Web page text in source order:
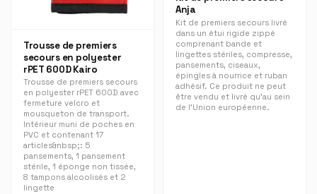
Trousse de premiers
secours en polyester
rPET 600D Kairo
Trousse de premiers secours
en polyester rPET 600D avec
fermeture velcro et
mousqueton de transport.
Intérieur muni de poches en
PVC et contenant 17
articles&nbsp;: 5
pansements, 1 pansement
stérile, 1 éponge non tissée,
8 tampons alcoolisés et 2
lingette
Anja
Kit de premiers secours livré
dans un étui rigide zippé
comprenant bande et
lingettes stériles, compresse,
pansements, ciseaux,
épingles à nourrice et ruban
adhésif. Ce produit ne peut
être vendu et livré qu'au sein
de l'Union européenne.